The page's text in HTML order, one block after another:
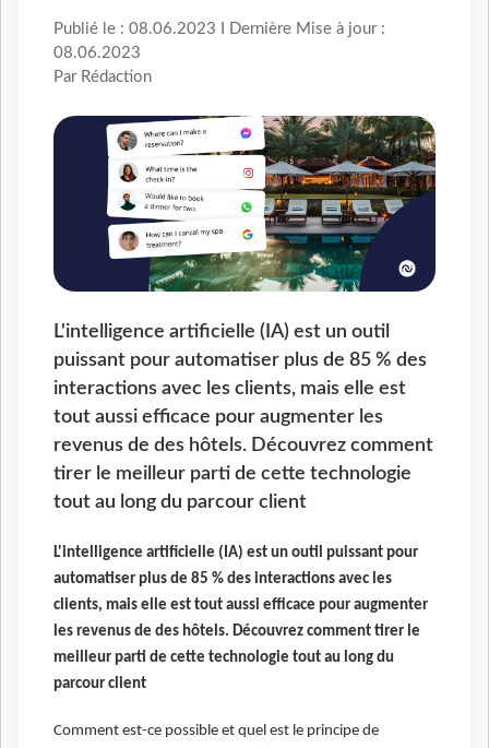
Publié le : 08.06.2023 I Dernière Mise à jour :
08.06.2023
Par Rédaction
L'intelligence artificielle (IA) est un outil
puissant pour automatiser plus de 85 % des
interactions avec les clients, mais elle est
tout aussi efficace pour augmenter les
revenus de des hôtels. Découvrez comment
tirer le meilleur parti de cette technologie
tout au long du parcour client
L'intelligence artificielle (IA) est un outil puissant pour
automatiser plus de 85 % des interactions avec les
clients, mais elle est tout aussi efficace pour augmenter
les revenus de des hôtels. Découvrez comment tirer le
meilleur parti de cette technologie tout au long du
parcour client
Comment est-ce possible et quel est le principe de